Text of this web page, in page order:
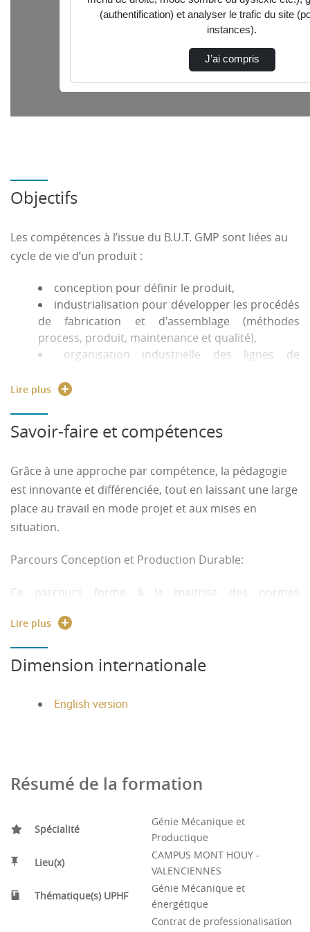
Chargé d’affaires industrielles
Management des process industriels
Conception et production durable
Objectifs
Les compétences à l’issue du B.U.T. GMP sont liées au
cycle de vie d’un produit :
conception pour définir le produit,
industrialisation pour développer les procédés
de fabrication et d'assemblage (méthodes
process, produit, maintenance et qualité),
organisation industrielle des lignes de
approvisionnement et flux, suivi et contrôle).
Lire plus
Savoir-faire et compétences
Grâce à une approche par compétence, la pédagogie
est innovante et différenciée, tout en laissant une large
place au travail en mode projet et aux mises en
situation.
Parcours Conception et Production Durable:
Ce parcours forme à la maitrise des normes
cycle de vie du produit.
Lire plus
Dimension internationale
English version
Résumé de la formation
Spécialité
Génie Mécanique et
Productique
Lieu(x)
CAMPUS MONT HOUY -
VALENCIENNES
Thématique(s) UPHF
Génie Mécanique et
énergétique
Contrat de professionalisation